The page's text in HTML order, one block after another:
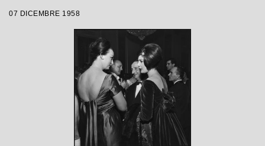
Wallmann, che inaugura la stagione
lirica 1958-1959
07 DICEMBRE 1958